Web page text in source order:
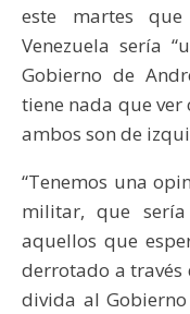
este martes
Venezuela sería
Gobierno de
tiene nada que ver
ambos son de
“Tenemos una
militar, que
aquellos que
derrotado a través
divida al